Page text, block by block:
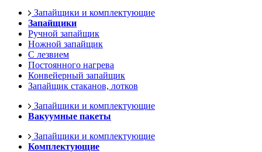
Запайщики и комплектующие
Запайщики
Ручной запайщик
Ножной запайщик
С лезвием
Постоянного нагрева
Конвейерный запайщик
Запайщик стаканов, лотков
Запайщики и комплектующие
Вакуумные пакеты
Запайщики и комплектующие
Комплектующие